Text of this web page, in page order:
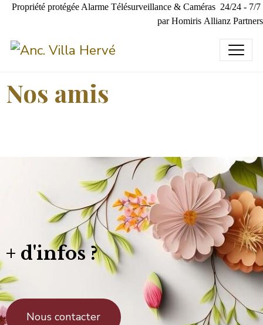
Propriété protégée Alarme Télésurveillance & Caméras 24/24 - 7/7
par Homiris Allianz Partners
Nos amis
+ d'infos ?
Nous contacter